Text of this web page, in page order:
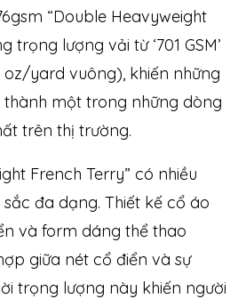
“Double Heavyweight
trọng lượng vải từ ‘701 GSM’
oz/yard vuông), khiến những
một trong những dòng
trên thị trường.
French Terry” có nhiều
đa dạng. Thiết kế cổ áo
và form dáng thể thao
giữa nét cổ điển và sự
trọng lượng này khiến người